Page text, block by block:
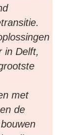
in Delft,
met
de